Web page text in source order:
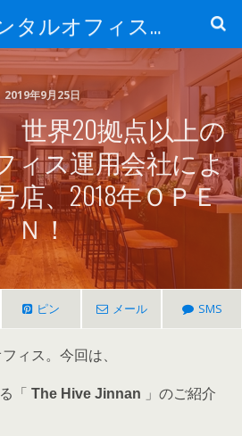
東京のレンタルオフィス、サービスオフィスの現地取材記事ブログ-ROjournal
2019年9月25日
世界20拠点以上の
ィス運用会社によ
店、2018年ＯＰＥ
Ｎ！
ピン メール SMS
ィス。今回は、
「 The Hive Jinnan
」のご紹介